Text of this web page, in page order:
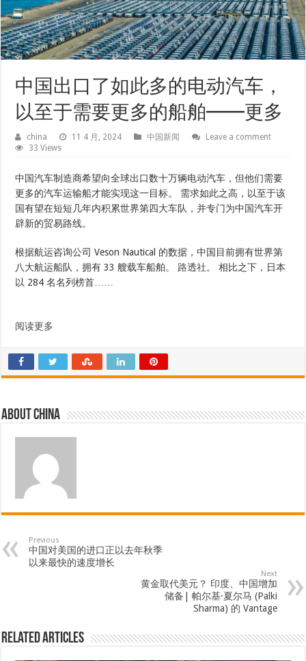
中国出口了如此多的电动汽车，
以至于需要更多的船舶——更多
china 11 4 月, 2024 中国新闻
Leave a comment
33 Views
中国汽车制造商希望向全球出口数十万辆电动汽车，但他们需要
更多的汽车运输船才能实现这一目标。 需求如此之高，以至于该
国有望在短短几年内积累世界第四大车队，并专门为中国汽车开
辟新的贸易路线。
根据航运咨询公司 Veson Nautical 的数据，中国目前拥有世界第
八大航运船队，拥有 33 艘载车船舶。 路透社。 相比之下，日本
以 284 名名列榜首……
阅读更多
About china
Previous
中国对美国的进口正以去年秋季
以来最快的速度增长
Next
黄金取代美元？ 印度、中国增加
储备| 帕尔基·夏尔马 (Palki
Sharma) 的 Vantage
Related Articles